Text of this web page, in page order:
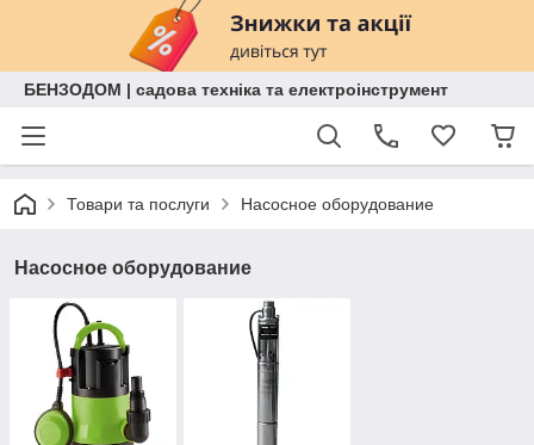
БЕНЗОДОМ | садова техніка та електроінструмент
Товари та послуги Насосное оборудование
Насосное оборудование